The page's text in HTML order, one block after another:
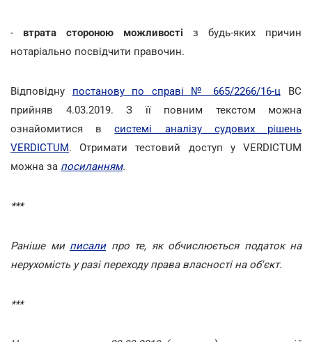
- втрата стороною можливості з будь-яких причин
нотаріально посвідчити правочин.
Відповідну постанову по справі № 665/2266/16-ц ВС
прийняв 4.03.2019. З її повним текстом можна
ознайомитися всистемі аналізу судових рішень
VERDICTUM. Отримати тестовий доступ у VERDICTUM
можна за посиланням.
***
Раніше ми писалипро те, як обчислюється податок на
нерухомість у разі переходу права власності на об'єкт.
***